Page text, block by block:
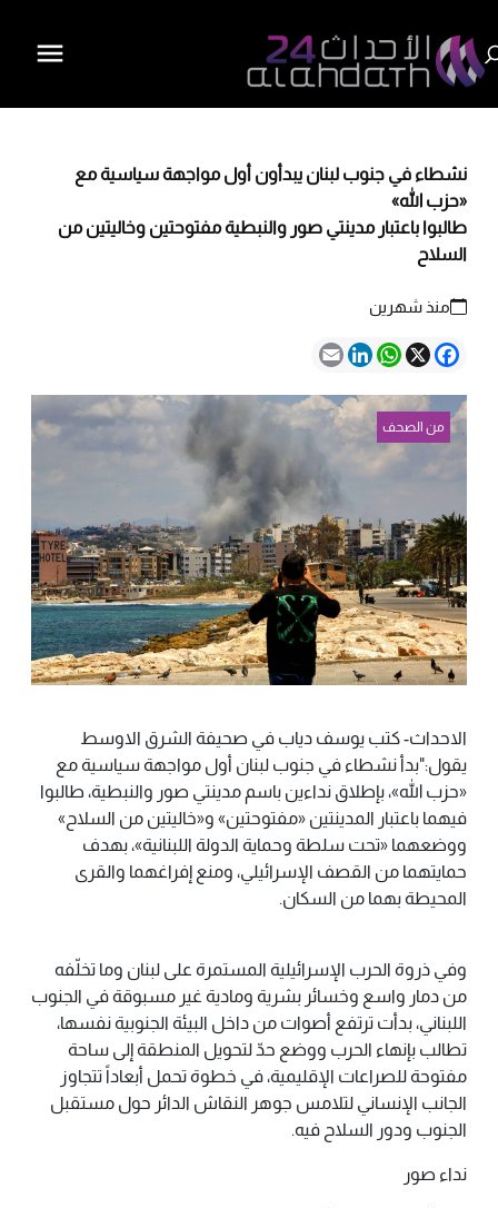
نشطاء في جنوب لبنان يبدأون أول مواجهة سياسية مع
«حزب الله»
طالبوا باعتبار مدينتي صور والنبطية مفتوحتين وخاليتين من
السلاح
منذ شهرين
Facebook
X
WhatsApp
LinkedIn
Email
من الصحف
الاحداث- كتب يوسف دياب في صحيفة الشرق الاوسط
يقول:"بدأ نشطاء في جنوب لبنان أول مواجهة سياسية مع
«حزب الله»، بإطلاق نداءين باسم مدينتي صور والنبطية، طالبوا
فيهما باعتبار المدينتين «مفتوحتين» و«خاليتين من السلاح»
ووضعهما «تحت سلطة وحماية الدولة اللبنانية»، بهدف
حمايتهما من القصف الإسرائيلي، ومنع إفراغهما والقرى
المحيطة بهما من السكان.
وفي ذروة الحرب الإسرائيلية المستمرة على لبنان وما تخلّفه
من دمار واسع وخسائر بشرية ومادية غير مسبوقة في الجنوب
اللبناني، بدأت ترتفع أصوات من داخل البيئة الجنوبية نفسها،
تطالب بإنهاء الحرب ووضع حدّ لتحويل المنطقة إلى ساحة
مفتوحة للصراعات الإقليمية، في خطوة تحمل أبعاداً تتجاوز
الجانب الإنساني لتلامس جوهر النقاش الدائر حول مستقبل
الجنوب ودور السلاح فيه.
نداء صور